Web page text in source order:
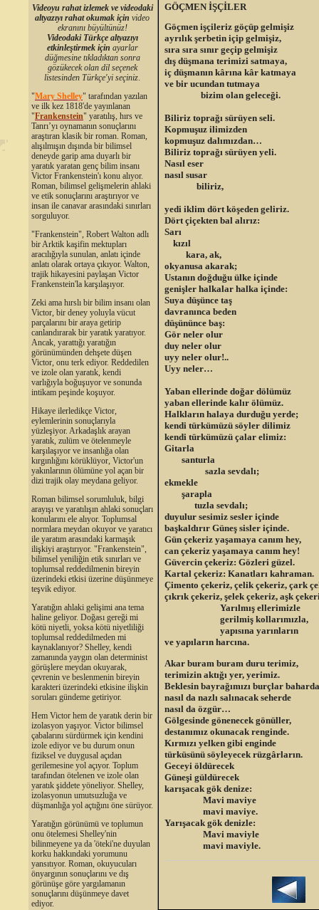
Videoyu rahat izlemek ve videodaki
altyazıyı rahat okumak için video
ekranını büyültünüz!
Videodaki Türkçe altyazıyı
etkinleştirmek için ayarlar
düğmesine tıkladıktan sonra
gözükecek olan dil seçenek
listesinden Türkçe'yi seçiniz.
"Mary Shelley" tarafından yazılan
ve ilk kez 1818'de yayınlanan
"Frankenstein" yaratılış, hırs ve
Tanrı’yı oynamanın sonuçlarını
araştıran klasik bir roman. Roman,
alışılmışın dışında bir bilimsel
deneyde garip ama duyarlı bir
yaratık yaratan genç bilim insanı
Victor Frankenstein'ı konu alıyor.
Roman, bilimsel gelişmelerin ahlaki
ve etik sonuçlarını araştırıyor ve
insan ile canavar arasındaki sınırları
sorguluyor.
"Frankenstein", Robert Walton adlı
bir Arktik kaşifin mektupları
aracılığıyla sunulan, anlatı içinde
anlatı olarak ortaya çıkıyor. Walton,
trajik hikayesini paylaşan Victor
Frankenstein'la karşılaşıyor.
Zeki ama hırslı bir bilim insanı olan
Victor, bir deney yoluyla vücut
parçalarını bir araya getirip
canlandırarak bir yaratık yaratıyor.
Ancak, yarattığı yaratığın
görünümünden dehşete düşen
Victor, onu terk ediyor. Reddedilen
ve izole olan yaratık, kendi
varlığıyla boğuşuyor ve sonunda
intikam peşinde koşuyor.
Hikaye ilerledikçe Victor,
eylemlerinin sonuçlarıyla
yüzleşiyor. Arkadaşlık arayan
yaratık, zulüm ve ötelenmeyle
karşılaşıyor ve insanlığa olan
kırgınlığını körüklüyor, Victor'un
yakınlarının ölümüne yol açan bir
dizi trajik olay meydana geliyor.
Roman bilimsel sorumluluk, bilgi
arayışı ve yaratılışın ahlaki sonuçları
konularını ele alıyor. Toplumsal
normlara meydan okuyor ve yaratıcı
ile yaratım arasındaki karmaşık
ilişkiyi araştırıyor. "Frankenstein",
bilimsel yeniliğin etik sınırları ve
toplumsal reddedilmenin bireyin
üzerindeki etkisi üzerine düşünmeye
teşvik ediyor.
Yaratığın ahlaki gelişimi ana tema
haline geliyor. Doğası gereği mi
kötü niyetli, yoksa kötü niyetliliği
toplumsal reddedilmeden mi
kaynaklanıyor? Shelley, kendi
zamanında yaygın olan determinist
görüşlere meydan okuyarak,
çevrenin ve beslenmenin bireyin
karakteri üzerindeki etkisine ilişkin
soruları gündeme getiriyor.
Hem Victor hem de yaratık derin bir
izolasyon yaşıyor. Victor bilimsel
çabalarını sürdürmek için kendini
izole ediyor ve bu durum onun
fiziksel ve duygusal açıdan
gerilemesine yol açıyor. Toplum
tarafından ötelenen ve izole olan
yaratık şiddete yöneliyor. Shelley,
izolasyonun umutsuzluğa ve
düşmanlığa yol açtığını öne sürüyor.
Yaratığın görünümü ve toplumun
onu ötelemesi Shelley'nin
bilinmeyene ya da 'öteki'ne duyulan
korku hakkındaki yorumunu
yansıtıyor. Roman, okuyucuları
önyargının sonuçlarını ve dış
görünüşe göre yargılamanın
sonuçlarını düşünmeye davet
ediyor.
GÖÇMEN İŞÇİLER
Göçmen işçileriz göçüp gelmişiz
ayrılık şerbetin içip gelmişiz,
sıra sıra sınır geçip gelmişiz
dış düşmana terimizi satmaya,
iç düşmanın kârına kâr katmaya
ve bir ucundan tutmaya
bizim olan geleceği.
Biliriz toprağı sürüyen seli.
Kopmuşuz ilimizden
kopmuşuz dalımızdan…
Biliriz toprağı sürüyen yeli.
Nasıl eser
nasıl susar
biliriz,
yedi iklim dört köşeden geliriz.
Dört çiçekten bal alırız:
Sarı
kızıl
kara, ak,
okyanusa akarak;
Ustanın doğduğu ülke içinde
genişler halkalar halka içinde:
Suya düşünce taş
davranınca beden
düşününce baş:
Gör neler olur
duy neler olur
uyy neler olur!..
Uyy neler…
Yaban ellerinde doğar dölümüz
yaban ellerinde kalır ölümüz.
Halkların halaya durduğu yerde;
kendi türkümüzü söyler dilimiz
kendi türkümüzü çalar elimiz:
Gitarla
santurla
sazla sevdalı;
ekmekle
şarapla
tuzla sevdalı;
duyulur sesimiz sesler içinde
başkaldırır Güneş sisler içinde.
Gün çekeriz yaşamaya canım hey,
can çekeriz yaşamaya canım hey!
Güvercin çekeriz: Gözleri güzel.
Kartal çekeriz: Kanatları kahraman.
Çimento çekeriz, çelik çekeriz, çark
çıkrık çekeriz, şelek çekeriz, aşk
Yarılmış ellerimizle
gerilmiş kollarımızla,
yapısına yarınların
ve yapıların harcına.
Akar buram buram duru terimiz,
terimizin aktığı yer, yerimiz.
Beklesin bayrağımızı burçlar
nasıl da nazlı salınacak seherde
nasıl da özgür…
Gölgesinde gönenecek gönüller,
destanımız okunacak renginde.
Kırmızı yelken gibi enginde
türküsünü söyleyecek rüzgârların.
Geceyi öldürecek
Güneşi güldürecek
karışacak gök denize:
Mavi maviye
mavi maviye.
Yarışacak gök denizle:
Mavi maviyle
mavi maviyle.